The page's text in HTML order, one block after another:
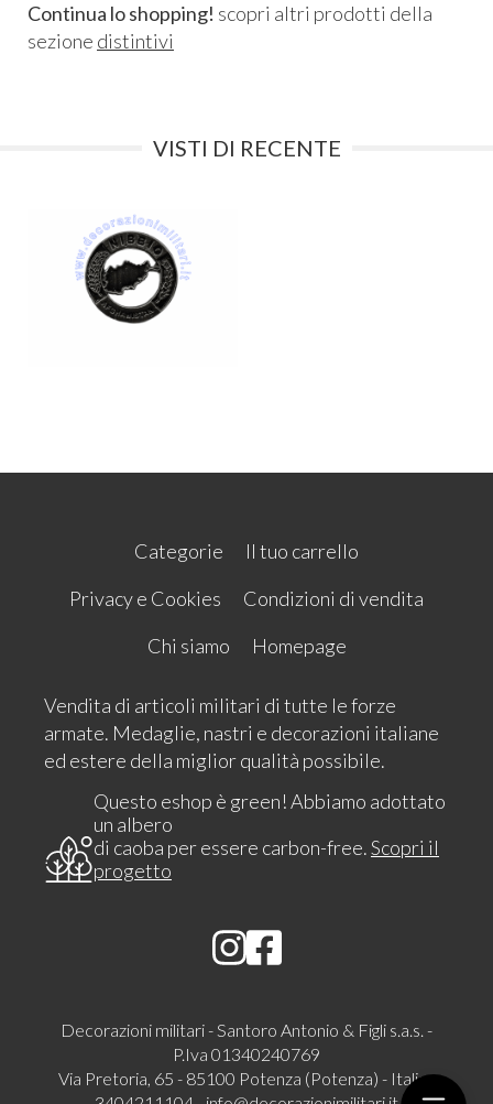
Continua lo shopping! scopri altri prodotti della
sezione distintivi
VISTI DI RECENTE
Categorie
Il tuo carrello
Privacy e Cookies
Condizioni di vendita
Chi siamo
Homepage
Vendita di articoli militari di tutte le forze
armate. Medaglie, nastri e decorazioni italiane
ed estere della miglior qualità possibile.
Questo eshop è green! Abbiamo adottato
un albero
di caoba per essere carbon-free.Scopri il
progetto
Decorazioni militari - Santoro Antonio & Figli s.a.s. -
P.Iva 01340240769
Via Pretoria, 65 - 85100 Potenza (Potenza) - Italia -